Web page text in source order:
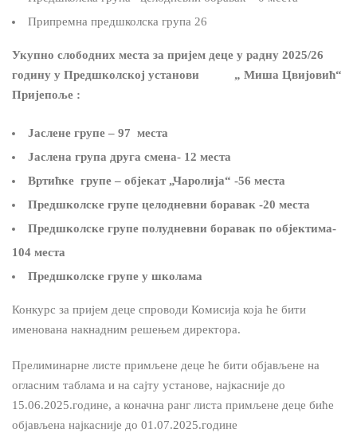
Припремна предшколска група 26
Укупно слободних места за пријем деце у радну 2025/26
годину у Предшколској установи „ Миша Цвијовић“
Пријепоље :
Јаслене групе – 97 места
Јаслена група друга смена- 12 места
Вртићке групе – објекат „Чаролија“ -56 места
Предшколске групе целодневни боравак -20 места
Предшколске групе полудневни боравак по објектима-
104 места
Предшколске групе у школама
Конкурс за пријем деце спроводи Комисија која ће бити
именована накнадним решењем директора.
Прелиминарне листе примљене деце ће бити објављене на
огласним таблама и на сајту установе, најкасније до
15.06.2025.године, а коначна ранг листа примљене деце биће
објављена најкасније до 01.07.2025.године